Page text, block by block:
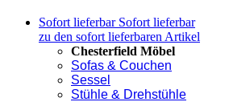
Sofort lieferbar Sofort lieferbar
zu den sofort lieferbaren Artikel
Chesterfield Möbel
Sofas & Couchen
Sessel
Stühle & Drehstühle